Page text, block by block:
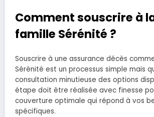
Comment souscrire à
famille Sérénité ?
Souscrire à une assurance décès
Sérénité est un processus simple mais
consultation minutieuse des options
étape doit être réalisée avec finesse
couverture optimale qui répond à vos
spécifiques.